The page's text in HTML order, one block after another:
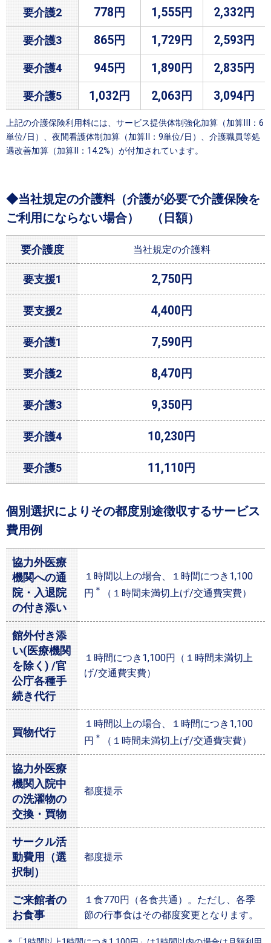
要介護2 778円 1,555円 2,332円
要介護3 865円 1,729円 2,593円
要介護4 945円 1,890円 2,835円
要介護5 1,032円 2,063円 3,094円
上記の介護保険利用料には、サービス提供体制強化加算（加算Ⅲ：6
単位/日）、夜間看護体制加算（加算Ⅱ：9単位/日）、介護職員等処
遇改善加算（加算Ⅱ：14.2%）が付加されています。
◆当社規定の介護料（介護が必要で介護保険を
ご利用にならない場合） （日額）
要介護度 当社規定の介護料
要支援1 2,750円
要支援2 4,400円
要介護1 7,590円
要介護2 8,470円
要介護3 9,350円
要介護4 10,230円
要介護5 11,110円
個別選択によりその都度別途徴収するサービス
費用例
協力外医療
機関への通
院・入退院
の付き添い
１時間以上の場合、１時間につき1,100
円 ＊ （１時間未満切上げ/交通費実費）
館外付き添
い(医療機関
を除く) /官
公庁各種手
続き代行
１時間につき1,100円（１時間未満切上
げ/交通費実費）
買物代行
１時間以上の場合、１時間につき1,100
円 ＊ （１時間未満切上げ/交通費実費）
協力外医療
機関入院中
の洗濯物の
交換・買物
都度提示
サークル活
動費用（選
択制）
都度提示
ご来館者の
お食事
１食770円（各食共通）。ただし、各季
節の行事食はその都度変更となります。